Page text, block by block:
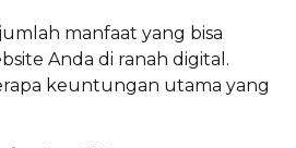
manfaat yang bisa
Anda di ranah digital.
keuntungan utama yang